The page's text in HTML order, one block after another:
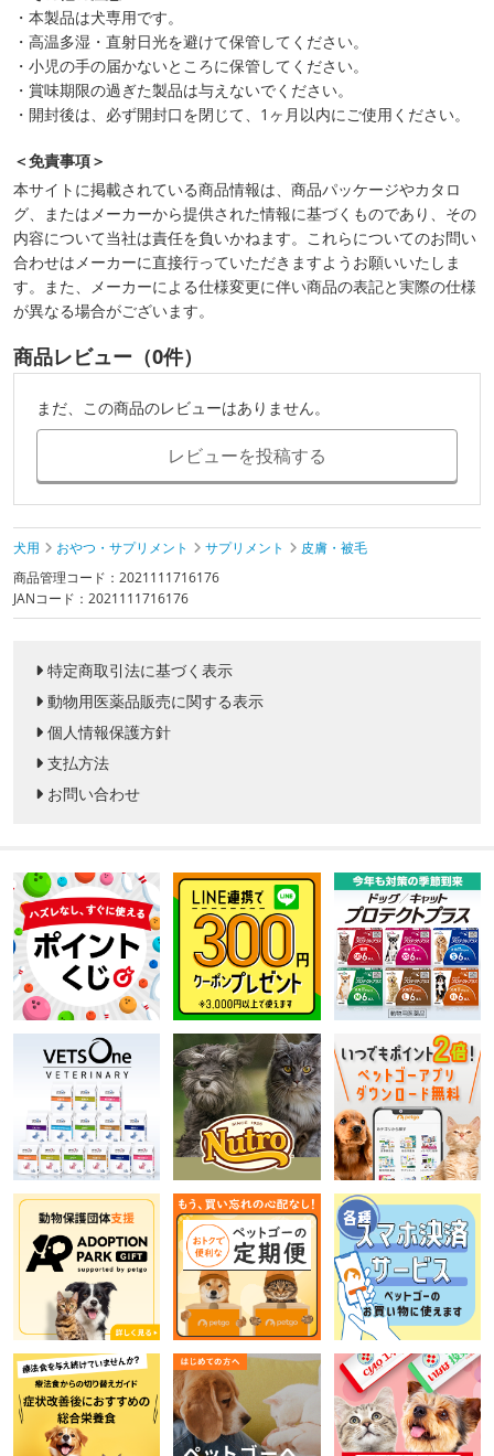
・本製品は犬専用です。
・高温多湿・直射日光を避けて保管してください。
・小児の手の届かないところに保管してください。
・賞味期限の過ぎた製品は与えないでください。
・開封後は、必ず開封口を閉じて、1ヶ月以内にご使用ください。
＜免責事項＞
本サイトに掲載されている商品情報は、商品パッケージやカタロ
グ、またはメーカーから提供された情報に基づくものであり、その
内容について当社は責任を負いかねます。これらについてのお問い
合わせはメーカーに直接行っていただきますようお願いいたしま
す。また、メーカーによる仕様変更に伴い商品の表記と実際の仕様
が異なる場合がございます。
商品レビュー（0件）
まだ、この商品のレビューはありません。
レビューを投稿する
犬用 おやつ・サプリメント サプリメント
皮膚・被毛
商品管理コード：2021111716176
JANコード：2021111716176
特定商取引法に基づく表示
動物用医薬品販売に関する表示
個人情報保護方針
支払方法
お問い合わせ